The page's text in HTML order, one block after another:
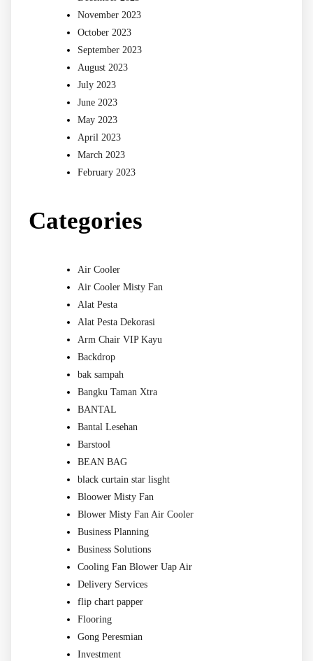
November 2023
October 2023
September 2023
August 2023
July 2023
June 2023
May 2023
April 2023
March 2023
February 2023
Categories
Air Cooler
Air Cooler Misty Fan
Alat Pesta
Alat Pesta Dekorasi
Arm Chair VIP Kayu
Backdrop
bak sampah
Bangku Taman Xtra
BANTAL
Bantal Lesehan
Barstool
BEAN BAG
black curtain star lisght
Bloower Misty Fan
Blower Misty Fan Air Cooler
Business Planning
Business Solutions
Cooling Fan Blower Uap Air
Delivery Services
flip chart papper
Flooring
Gong Peresmian
Investment